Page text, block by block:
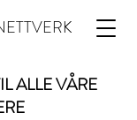
ALLE VÅRE